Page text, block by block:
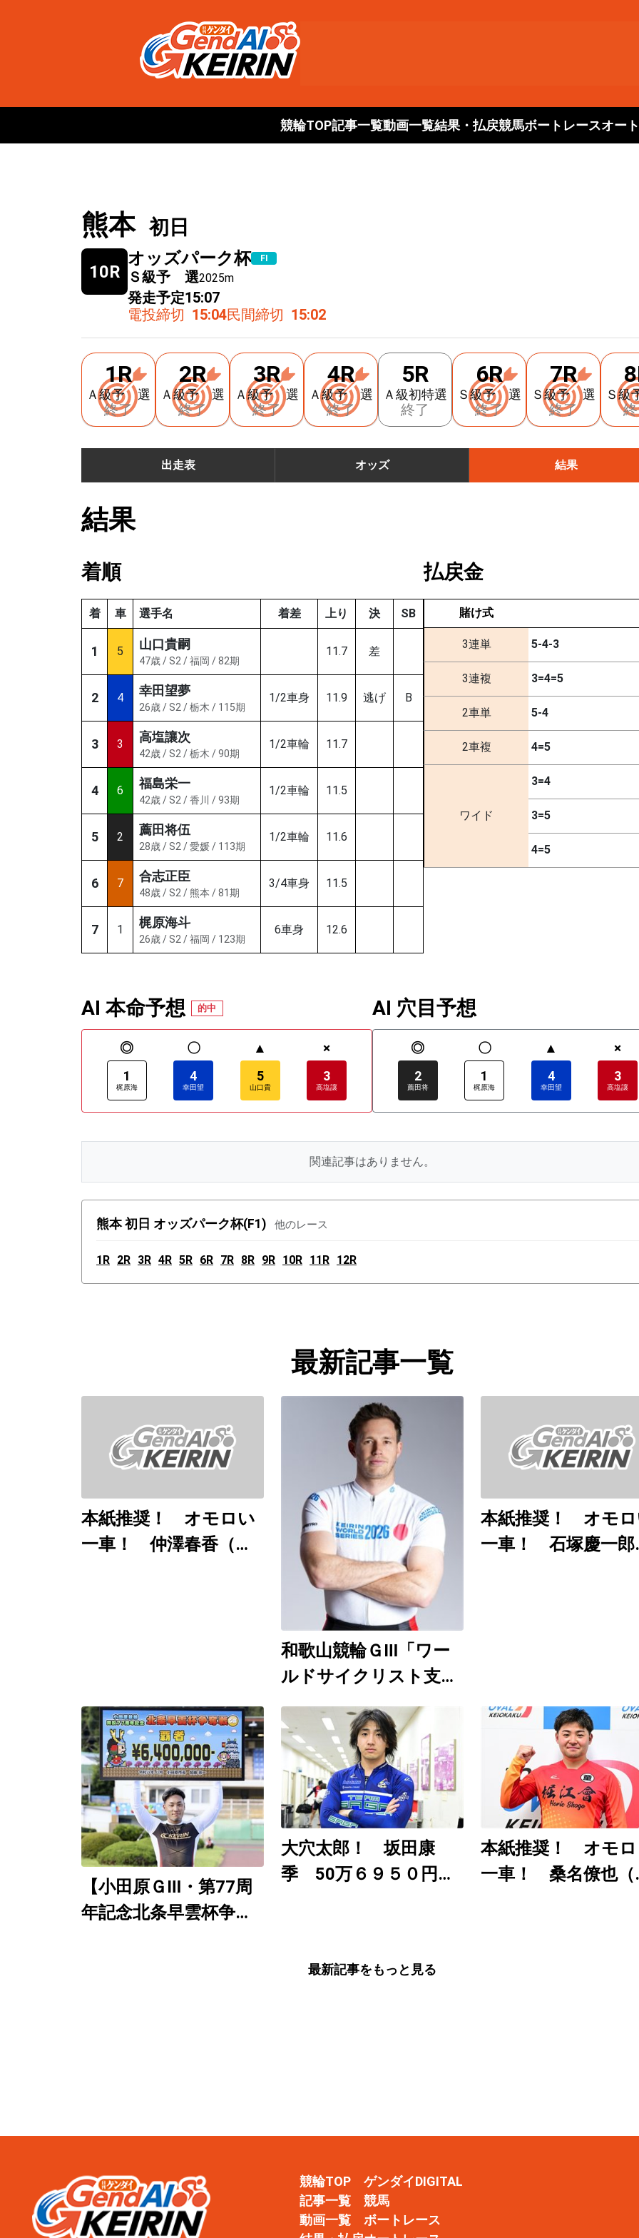
競輪TOP記事一覧動画一覧結果・払戻競馬ボートレースオー
熊本 初日
10R
オッズパーク杯 FⅠ
Ｓ級予 選2025m
発走予定15:07
電投締切 15:04民間締切 15:02
1R
Ａ級予 選
終了
2R
Ａ級予 選
終了
3R
Ａ級予 選
終了
4R
Ａ級予 選
終了
5R
Ａ級初特選
終了
6R
Ｓ級予 選
終了
7R
Ｓ級予 選
終了
Ｓ
出走表 オッズ 結果
結果
着順
着 車 選手名 着差 上り 決 SB
1 5 山口貴嗣
47歳 / S2 / 福岡 / 82期
11.7 差
2 4 幸田望夢
26歳 / S2 / 栃木 / 115期
1/2車身 11.9 逃げ B
3 3 高塩讓次
42歳 / S2 / 栃木 / 90期
1/2車輪 11.7
4 6 福島栄一
42歳 / S2 / 香川 / 93期
1/2車輪 11.5
5 2 薦田将伍
28歳 / S2 / 愛媛 / 113期
1/2車輪 11.6
6 7 合志正臣
48歳 / S2 / 熊本 / 81期
3/4車身 11.5
7 1 梶原海斗
26歳 / S2 / 福岡 / 123期
6車身 12.6
払戻金
賭け式
3連単 5-4-3
3連複 3=4=5
2車単 5-4
2車複 4=5
ワイド
3=4
3=5
4=5
AI 本命予想 的中
◎
1
梶原海
〇
4
幸田望
▲
5
山口貴
×
3
高塩讓
AI 穴目予想
◎
2
薦田将
〇
1
梶原海
▲
4
幸田望
×
3
高塩讓
関連記事はありません。
熊本 初日 オッズパーク杯(F1) 他のレース
1R 2R 3R 4R 5R 6R 7R 8R 9R 10R 11R 12R
最新記事一覧
本紙推奨！ オモロい
一車！ 仲澤春香（佐
和歌山競輪ＧⅢ「ワー
ルドサイクリスト支援
競輪」8月6～9日開
催 日刊ゲンダイ
YouTubeチャンネルで
９日12時30分頃から予
想生配信
本紙推奨！ オモ
一車！ 石塚慶一郎
【小田原ＧⅢ・第77周
年記念北条早雲杯争奪
大穴太郎！ 坂田康
季 50万６９５０円
本紙推奨！ オモ
一車！ 桑名僚也（
最新記事をもっと見る
競輪TOP
記事一覧
動画一覧
ゲンダイDIGITAL
競馬
ボートレース